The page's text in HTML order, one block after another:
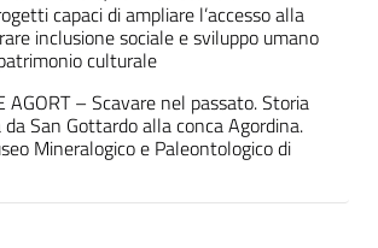
capaci di ampliare l’accesso alla
inclusione sociale e sviluppo umano
culturale
AGORT – Scavare nel passato. Storia
San Gottardo alla conca Agordina.
Mineralogico e Paleontologico di